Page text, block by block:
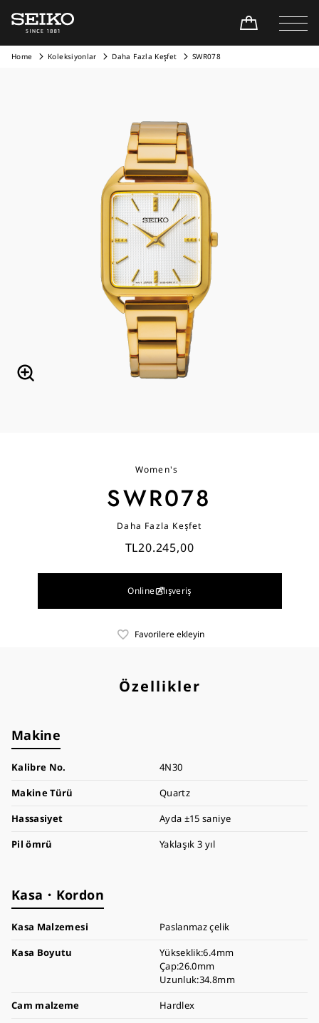
Home Koleksiyonlar Daha Fazla Keşfet SWR078
Women's
SWR078
Daha Fazla Keşfet
TL20.245,00
Online Alışveriş
Favorilere ekleyin
Özellikler
Makine
Kalibre No.
4N30
Makine Türü
Quartz
Hassasiyet
Ayda ±15 saniye
Pil ömrü
Yaklaşık 3 yıl
Kasa・Kordon
Kasa Malzemesi
Paslanmaz çelik
Kasa Boyutu
Yükseklik:6.4mm
Çap:26.0mm
Uzunluk:34.8mm
Cam malzeme
Hardlex